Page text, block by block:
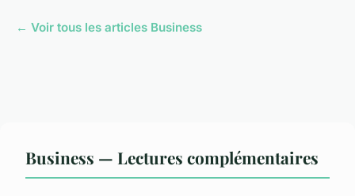
← Voir tous les articles Business
Business — Lectures complémentaires